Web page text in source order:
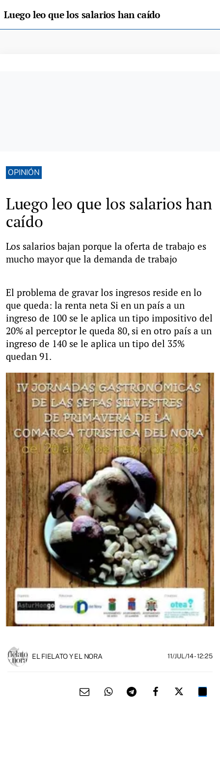
Luego leo que los salarios han caído
OPINIÓN
Luego leo que los salarios han
caído
Los salarios bajan porque la oferta de trabajo es
mucho mayor que la demanda de trabajo
El problema de gravar los ingresos reside en lo
que queda: la renta neta Si en un país a un
ingreso de 100 se le aplica un tipo impositivo del
20% al perceptor le queda 80, si en otro país a un
ingreso de 140 se le aplica un tipo del 35%
quedan 91.
EL FIELATO Y EL NORA 11/JUL/14- 12:25